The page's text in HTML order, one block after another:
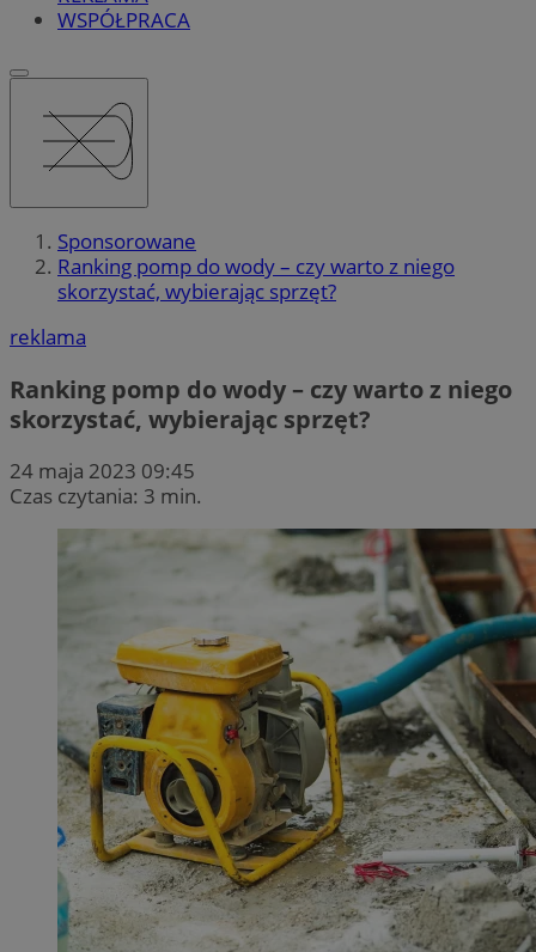
WSPÓŁPRACA
Sponsorowane
Ranking pomp do wody – czy warto z niego
skorzystać, wybierając sprzęt?
reklama
Ranking pomp do wody – czy warto z niego
skorzystać, wybierając sprzęt?
24 maja 2023 09:45
Czas czytania: 3 min.